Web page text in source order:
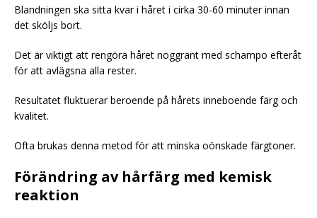
Blandningen ska sitta kvar i håret i cirka 30-60 minuter innan
det sköljs bort.
Det är viktigt att rengöra håret noggrant med schampo efteråt
för att avlägsna alla rester.
Resultatet fluktuerar beroende på hårets inneboende färg och
kvalitet.
Ofta brukas denna metod för att minska oönskade färgtoner.
Förändring av hårfärg med kemisk
reaktion